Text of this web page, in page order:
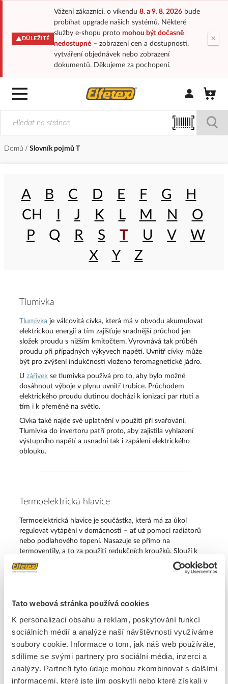
Tato webová stránka používá cookies
K personalizaci obsahu a reklam, poskytování funkcí
sociálních médií a analýze naší návštěvnosti využíváme
soubory cookie. Informace o tom, jak náš web používáte,
sdílíme se svými partnery pro sociální média, inzerci a
analýzy. Partneři tyto údaje mohou zkombinovat s dalšími
informacemi, které jste jim poskytli nebo které získali v
DŮLEŽITÉ
Vážení zákazníci, o víkendu 8. a 9. 8. 2026bude
probíhat upgrade našich systémů. Některé
služby e-shopu proto mohou být dočasně
nedostupné– zobrazení cen a dostupnosti,
vytváření objednávek nebo zobrazení
dokumentů. Děkujeme za pochopení.
×
Přihlásit/
Domů Slovník pojmů T
A B C D E F G
H
CH
J K L M N
O
P Q R S T U V
W
X
Y Z
Tlumivka
Tlumivka je válcovitá cívka, která má v obvodu akumulovat
elektrickou energii a tím zajišťuje snadnější průchod jen
složek proudu s nižším kmitočtem. Vyrovnává tak průběh
proudu při případných výkyvech napětí. Uvnitř cívky může
být pro zvýšení indukčnosti vloženo feromagnetické jádro.
U zářivek se tlumivka používá pro to, aby bylo možné
dosáhnout výboje v plynu uvnitř trubice. Průchodem
elektrického proudu dutinou dochází k ionizaci par rtuti a
tím i k přeměně na světlo.
Cívka také najde své uplatnění v použití při svařování.
Tlumivka do invertoru patří proto, aby zajistila vyhlazení
výstupního napětí a usnadní tak i zapálení elektrického
oblouku.
Termoelektrická hlavice
Termoelektrická hlavice je součástka, která má za úkol
regulovat vytápění v domácnosti – ať už pomocí radiátorů
nebo podlahového topení. Nasazuje se přímo na
termoventily, a to za použití redukčních kroužků. Slouží k
otevírání a zavírání ventilů topných okruhů a topného tělesa.
Uplatnění pro termostatické hlavice najdete zejména na
termoelektrické hlavice Eaton, které se chlubí svou
odolností, dlouhou životností a vkusným designem.
Termostat